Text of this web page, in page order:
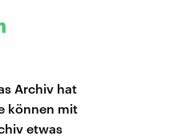
Archiv hat
können mit
etwas